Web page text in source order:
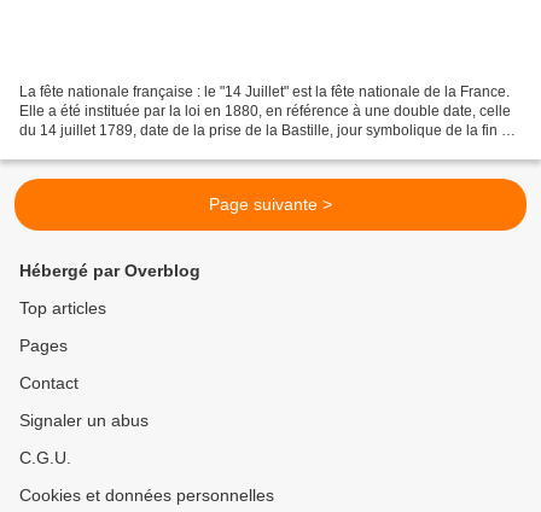
La fête nationale française : le "14 Juillet" est la fête nationale de la France.
Elle a été instituée par la loi en 1880, en référence à une double date, celle
du 14 juillet 1789, date de la prise de la Bastille, jour symbolique de la fin de
Page suivante >
Hébergé par Overblog
Top articles
Pages
Contact
Signaler un abus
C.G.U.
Cookies et données personnelles